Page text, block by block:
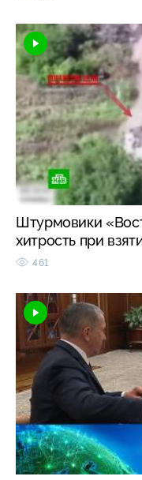
Штурмовики
хитрость при
461